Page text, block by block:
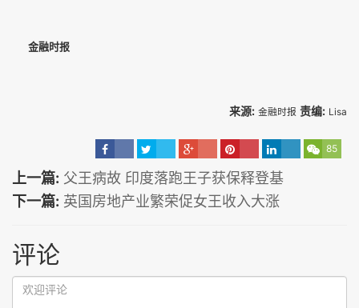
金融时报
来源: 金融时报 责编: Lisa
85
上一篇: 父王病故 印度落跑王子获保释登基
下一篇: 英国房地产业繁荣促女王收入大涨
评论